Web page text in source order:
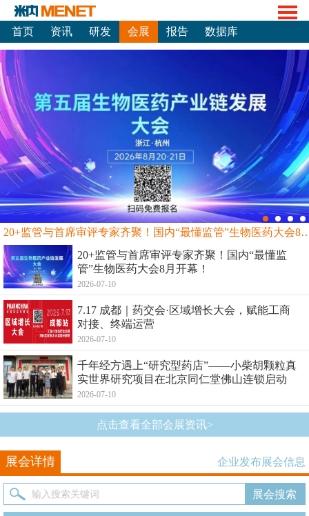
首页 资讯 研发 会展 报告 数据库
20+监管与首席审评专家齐聚！国内“最
20+监管与首席审评专家齐聚！国内“最懂监
管”生物医药大会8月开幕！
2026-07-10
7.17 成都｜药交会·区域增长大会，赋能工商
对接、终端运营
2026-07-10
千年经方遇上“研究型药店”——小柴胡颗粒真
实世界研究项目在北京同仁堂佛山连锁启动
2026-07-10
点击查看全部会展资讯>
展会详情 企业发布展会信息